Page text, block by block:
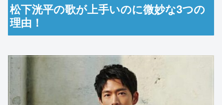
松下洸平の歌が上手いのに微妙な3つの
理由！